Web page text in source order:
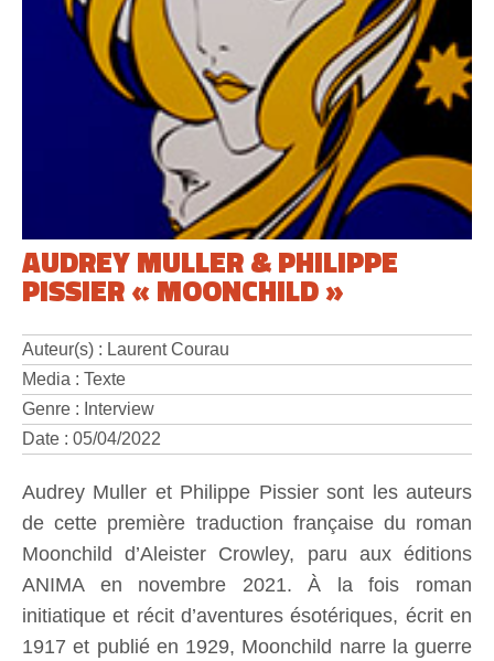
AUDREY MULLER & PHILIPPE
PISSIER « MOONCHILD »
Auteur(s) : Laurent Courau
Media : Texte
Genre : Interview
Date : 05/04/2022
Audrey Muller et Philippe Pissier sont les auteurs
de cette première traduction française du roman
Moonchild d’Aleister Crowley, paru aux éditions
ANIMA en novembre 2021. À la fois roman
initiatique et récit d’aventures ésotériques, écrit en
1917 et publié en 1929, Moonchild narre la guerre